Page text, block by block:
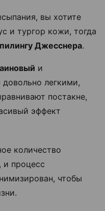
вы хотите
и тургор кожи, тогда
пилингу Джесснера.
и
довольно легкими,
постакне,
эффект
количество
и процесс
чтобы